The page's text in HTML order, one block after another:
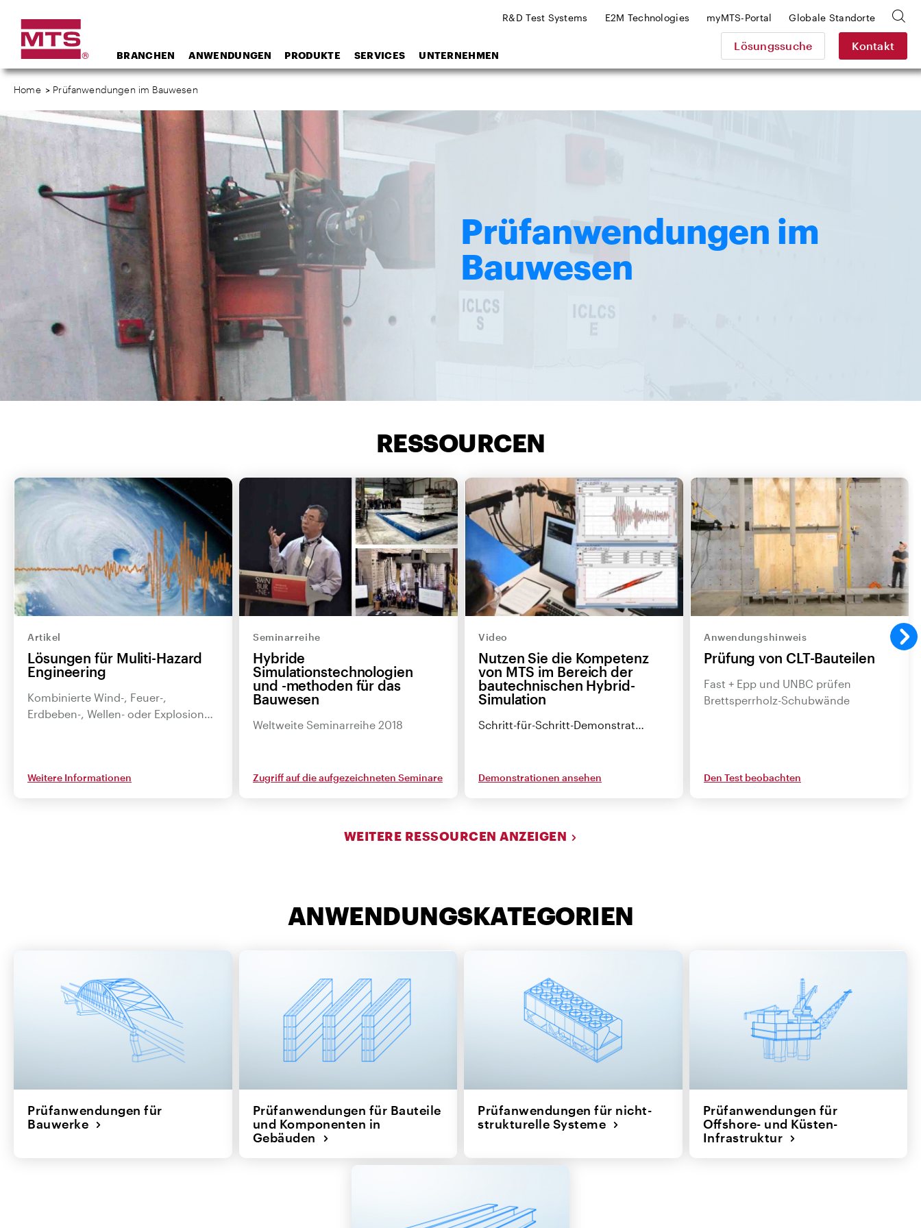
BRANCHEN ANWENDUNGEN PRODUKTE SERVICES UNTERNEHMEN
Lösungssuche Kontakt
R&D Test Systems E2M Technologies myMTS-Portal Globale Standorte
Home > Prüfanwendungen im Bauwesen
Prüfanwendungen im
Bauwesen
RESSOURCEN
Artikel
Lösungen für Muliti-Hazard
Engineering
Kombinierte Wind-, Feuer-,
Erdbeben-, Wellen- oder Explosion…
Weitere Informationen
Seminarreihe
Hybride
Simulationstechnologien
und -methoden für das
Bauwesen
Weltweite Seminarreihe 2018
Zugriff auf die aufgezeichneten Seminare
Video
Nutzen Sie die Kompetenz
von MTS im Bereich der
bautechnischen Hybrid-
Simulation
Schritt-für-Schritt-Demonstrat…
Demonstrationen ansehen
Anwendungshinweis
Prüfung von CLT-Bauteilen
Fast + Epp und UNBC prüfen
Brettsperrholz-Schubwände
Den Test beobachten
WEITERE RESSOURCEN ANZEIGEN
ANWENDUNGSKATEGORIEN
Prüfanwendungen für
Bauwerke
Prüfanwendungen für Bauteile
und Komponenten in
Gebäuden
Prüfanwendungen für nicht-
strukturelle Systeme
Prüfanwendungen für
Offshore- und Küsten-
Infrastruktur